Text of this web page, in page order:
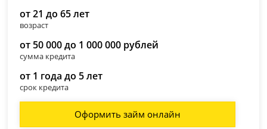
от 21 до 65 лет
возраст
от 50 000 до 1 000 000 рублей
сумма кредита
от 1 года до 5 лет
срок кредита
Оформить займ онлайн